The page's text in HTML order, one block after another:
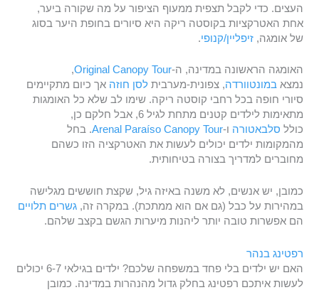
העצים. כדי לקבל תצפית ממעוף הציפור על מה שקורה ביער,
אחת האטרקציות בקוסטה ריקה היא סיורים בחופת היער בסוג
של אומגה,זיפליין/קנופי.
האומגה הראשונה במדינה, ה-Original Canopy Tour
,
נמצאבמונטוורדה, צפונית-מערביתלסן חוזה אך כיום מתקיימים
סיורי חופה בכל רחבי קוסטה ריקה. שימו לב שלא כל האומגות
מתאימות לילדים קטנים מתחת לגיל 6, אבל חלקם כן,
כולל סלבאטורה ו-Arenal Paraíso Canopy Tour. בחל
מהמקומות ילדים יכולים לעשות את האטרקציה הזו כשהם
מחוברים למדריך בצורה בטיחותית.
כמובן, יש אנשים, לא משנה באיזה גיל, שקצת חוששים מגלישה
במהירות על כבל (גם אם הוא ממתכת). במקרה זה,גשרים תלויים
הם אפשרות טובה יותר ליהנות מיערות הגשם בקצב שלהם.
רפטינג בנהר
האם יש ילדים בלי פחד במשפחה שלכם? ילדים בגילאי 6-7 יכולים
לעשות איתכם רפטינג בחלק גדול מהנהרות במדינה. כמובן